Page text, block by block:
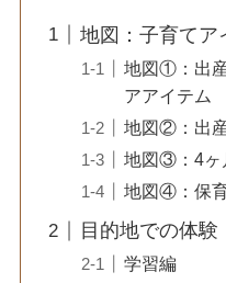
地図：子育てア
地図①：出
アアイテム
地図②：出
地図③：4ヶ
地図④：保
目的地での体
学習編